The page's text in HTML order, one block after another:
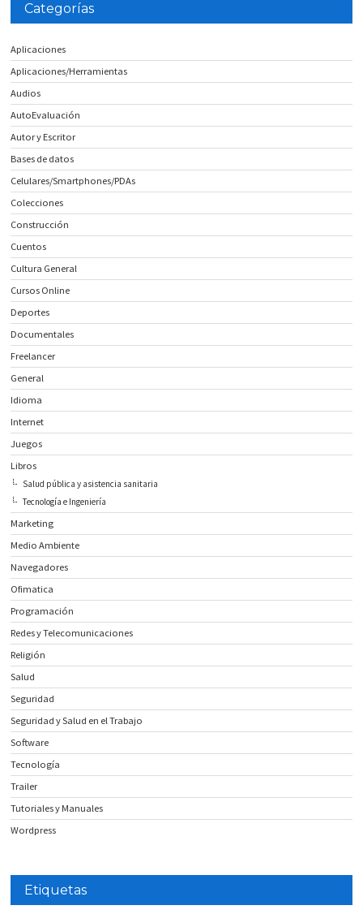
Categorías
Aplicaciones
Aplicaciones/Herramientas
Audios
AutoEvaluación
Autor y Escritor
Bases de datos
Celulares/Smartphones/PDAs
Colecciones
Construcción
Cuentos
Cultura General
Cursos Online
Deportes
Documentales
Freelancer
General
Idioma
Internet
Juegos
Libros
Salud pública y asistencia sanitaria
Tecnología e Ingeniería
Marketing
Medio Ambiente
Navegadores
Ofimatica
Programación
Redes y Telecomunicaciones
Religión
Salud
Seguridad
Seguridad y Salud en el Trabajo
Software
Tecnología
Trailer
Tutoriales y Manuales
Wordpress
Etiquetas